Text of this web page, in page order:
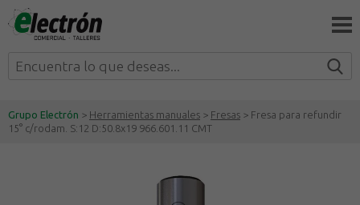
Grupo Electrón > Herramientas manuales > Fresas > Fresa para refundir
15° c/rodam. S:12 D:50.8x19 966.601.11 CMT